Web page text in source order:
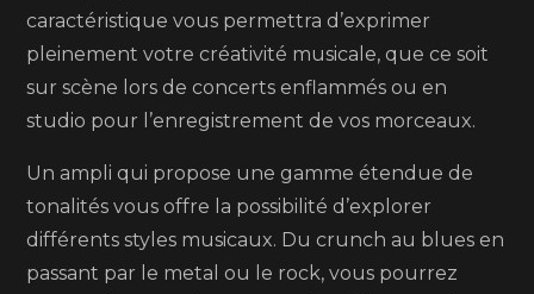
caractéristique vous permettra d’exprimer
pleinement votre créativité musicale, que ce soit
sur scène lors de concerts enflammés ou en
studio pour l’enregistrement de vos morceaux.
Un ampli qui propose une gamme étendue de
tonalités vous offre la possibilité d’explorer
différents styles musicaux. Du crunch au blues en
passant par le metal ou le rock, vous pourrez